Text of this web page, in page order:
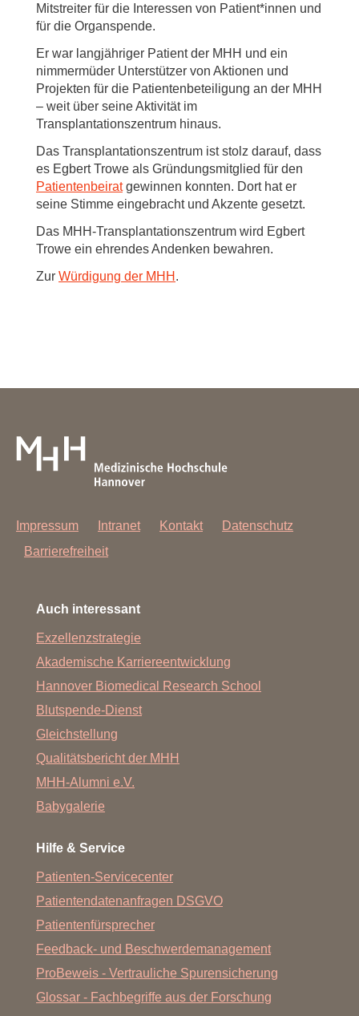
Mitstreiter für die Interessen von Patient*innen und
für die Organspende.
Er war langjähriger Patient der MHH und ein
nimmermüder Unterstützer von Aktionen und
Projekten für die Patientenbeteiligung an der MHH
– weit über seine Aktivität im
Transplantationszentrum hinaus.
Das Transplantationszentrum ist stolz darauf, dass
es Egbert Trowe als Gründungsmitglied für den
Patientenbeiratgewinnen konnten. Dort hat er
seine Stimme eingebracht und Akzente gesetzt.
Das MHH-Transplantationszentrum wird Egbert
Trowe ein ehrendes Andenken bewahren.
Zur Würdigung der MHH .
Impressum Intranet Kontakt
Datenschutz
Barrierefreiheit
Auch interessant
Exzellenzstrategie
Akademische Karriereentwicklung
Hannover Biomedical Research School
Blutspende-Dienst
Gleichstellung
Qualitätsbericht der MHH
MHH-Alumni e.V.
Babygalerie
Hilfe & Service
Patienten-Servicecenter
Patientendatenanfragen DSGVO
Patientenfürsprecher
Feedback- und Beschwerdemanagement
ProBeweis - Vertrauliche Spurensicherung
Glossar - Fachbegriffe aus der Forschung